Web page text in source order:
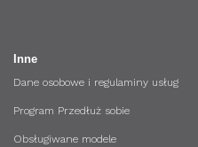
Inne
Dane osobowe i regulaminy usług
Program Przedłuż sobie
Obsługiwane modele